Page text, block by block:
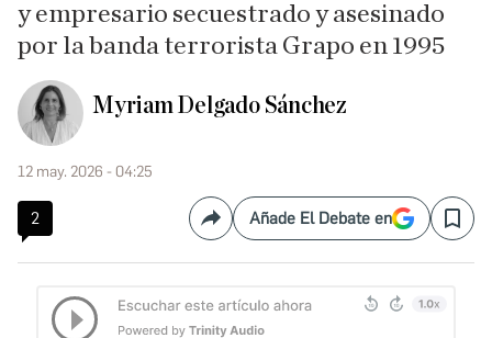
y empresario secuestrado y asesinado
por la banda terrorista Grapo en 1995
Myriam Delgado Sánchez
12 may. 2026 - 04:25
2 CompartirAñade El Debate en Save